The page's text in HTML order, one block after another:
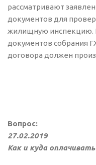
рассматривают
документов для
жилищную инспекцию.
документов собрания
договора должен
Вопрос:
27.02.2019
Как и куда